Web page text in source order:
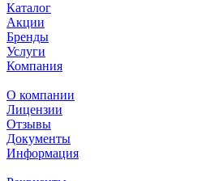
Каталог
Акции
Бренды
Услуги
Компания
О компании
Лицензии
Отзывы
Документы
Информация